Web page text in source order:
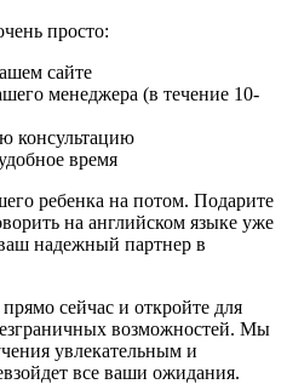
просто:
сайте
менеджера (в течение 10-
консультацию
время
ребенка на потом. Подарите
на английском языке уже
надежный партнер в
сейчас и откройте для
возможностей. Мы
увлекательным и
все ваши ожидания.